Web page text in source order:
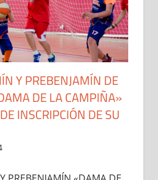
Y PREBENJAMÍN DE
DE LA CAMPIÑA»
INSCRIPCIÓN DE SU
Campiña",Noticias